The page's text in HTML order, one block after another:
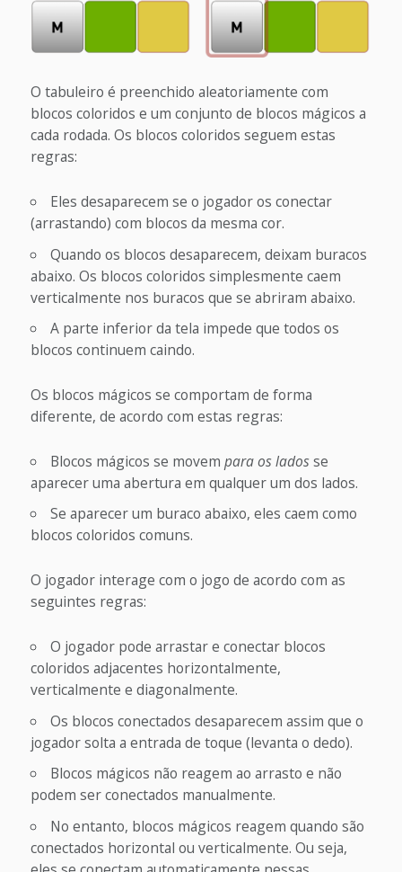
O tabuleiro é preenchido aleatoriamente com
blocos coloridos e um conjunto de blocos mágicos a
cada rodada. Os blocos coloridos seguem estas
regras:
Eles desaparecem se o jogador os conectar
(arrastando) com blocos da mesma cor.
Quando os blocos desaparecem, deixam buracos
abaixo. Os blocos coloridos simplesmente caem
verticalmente nos buracos que se abriram abaixo.
A parte inferior da tela impede que todos os
blocos continuem caindo.
Os blocos mágicos se comportam de forma
diferente, de acordo com estas regras:
Blocos mágicos se movempara os ladosse
aparecer uma abertura em qualquer um dos lados.
Se aparecer um buraco abaixo, eles caem como
blocos coloridos comuns.
O jogador interage com o jogo de acordo com as
seguintes regras:
O jogador pode arrastar e conectar blocos
coloridos adjacentes horizontalmente,
verticalmente e diagonalmente.
Os blocos conectados desaparecem assim que o
jogador solta a entrada de toque (levanta o dedo).
Blocos mágicos não reagem ao arrasto e não
podem ser conectados manualmente.
No entanto, blocos mágicos reagem quando são
conectados horizontal ou verticalmente. Ou seja,